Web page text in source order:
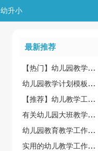
幼升小
最新推荐
【热门】幼儿园教学计划模板集合9篇
幼儿园教学计划模板集锦5篇
【推荐】幼儿教学工作计划模板汇总五篇
有关幼儿园大班教学工作计划集锦6篇
幼儿园教育教学工作计划范文合集五篇
实用的幼儿教学工作计划合集8篇